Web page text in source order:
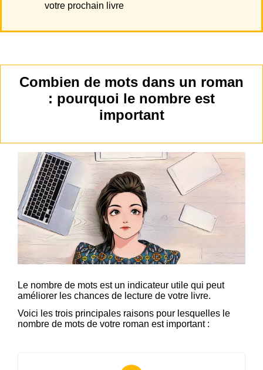
votre prochain livre
Combien de mots dans un roman
: pourquoi le nombre est
important
Le nombre de mots est un indicateur utile qui peut
améliorer les chances de lecture de votre livre.
Voici les trois principales raisons pour lesquelles le
nombre de mots de votre roman est important :